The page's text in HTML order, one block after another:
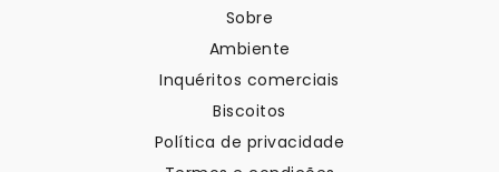
Sobre
Ambiente
Inquéritos comerciais
Biscoitos
Política de privacidade